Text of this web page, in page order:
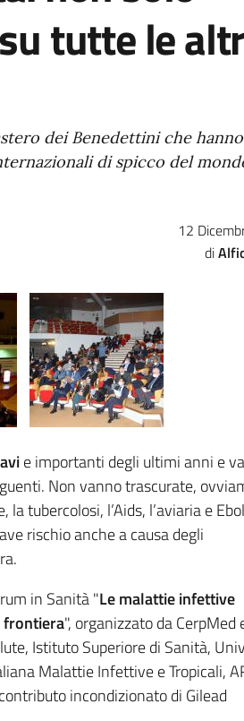
tutte le
dei Benedettini che hanno
di spicco del
12
e importanti degli ultimi anni e va
Non vanno trascurate,
tubercolosi, l’Aids, l’aviaria e
rischio anche a causa degli
in Sanità "Le malattie infettive
frontiera", organizzato da CerpMed
Istituto Superiore di Sanità,
Malattie Infettive e Tropicali,
incondizionato di Gilead